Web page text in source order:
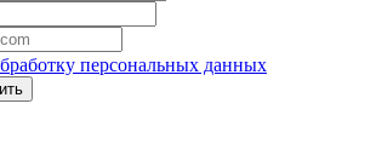
персональных данных